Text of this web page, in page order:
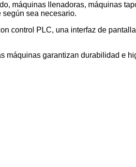
máquinas llenadoras, máquinas
sea necesario.
control PLC, una interfaz de
máquinas garantizan durabilidad e